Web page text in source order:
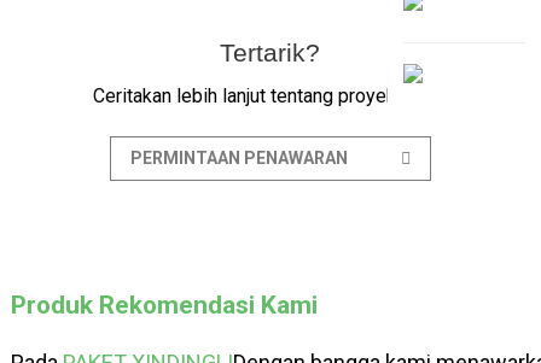
Tertarik?
Ceritakan lebih lanjut tentang proyek Anda.
PERMINTAAN PENAWARAN
Produk Rekomendasi Kami